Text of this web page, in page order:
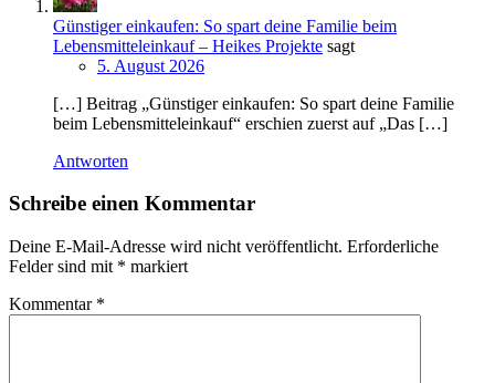
Günstiger einkaufen: So spart deine Familie beim
Lebensmitteleinkauf – Heikes Projekte sagt
5. August 2026
[…] Beitrag „Günstiger einkaufen: So spart deine Familie
beim Lebensmitteleinkauf“ erschien zuerst auf „Das […]
Antworten
Schreibe einen Kommentar
Deine E-Mail-Adresse wird nicht veröffentlicht. Erforderliche
Felder sind mit * markiert
Kommentar *